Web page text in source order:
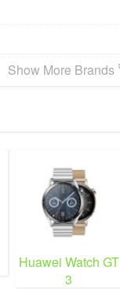
Show More Brands
Huawei Watch GT
3